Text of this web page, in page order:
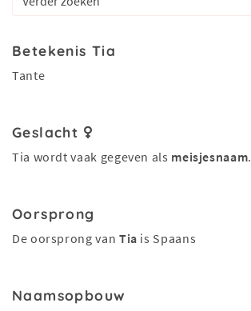
Betekenis Tia
Tante
Geslacht
Tia wordt vaak gegeven als meisjesnaam.
Oorsprong
De oorsprong van Tia is Spaans
Naamsopbouw